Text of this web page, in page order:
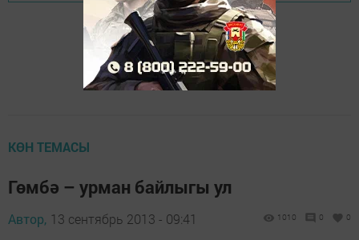
КӨН ТЕМАСЫ
Гөмбә – урман байлыгы ул
Автор, 13 сентябрь 2013 - 09:41 1010 0 0